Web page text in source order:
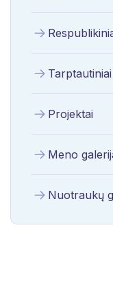
Projektai
Meno
Nuotraukų